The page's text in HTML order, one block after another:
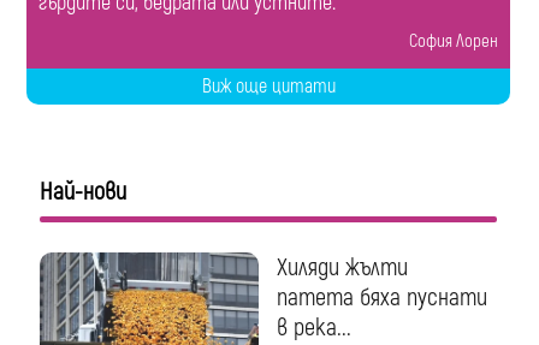
София Лорен
Виж още цитати
Най-нови
Хиляди жълти
патета бяха пуснати
в река...